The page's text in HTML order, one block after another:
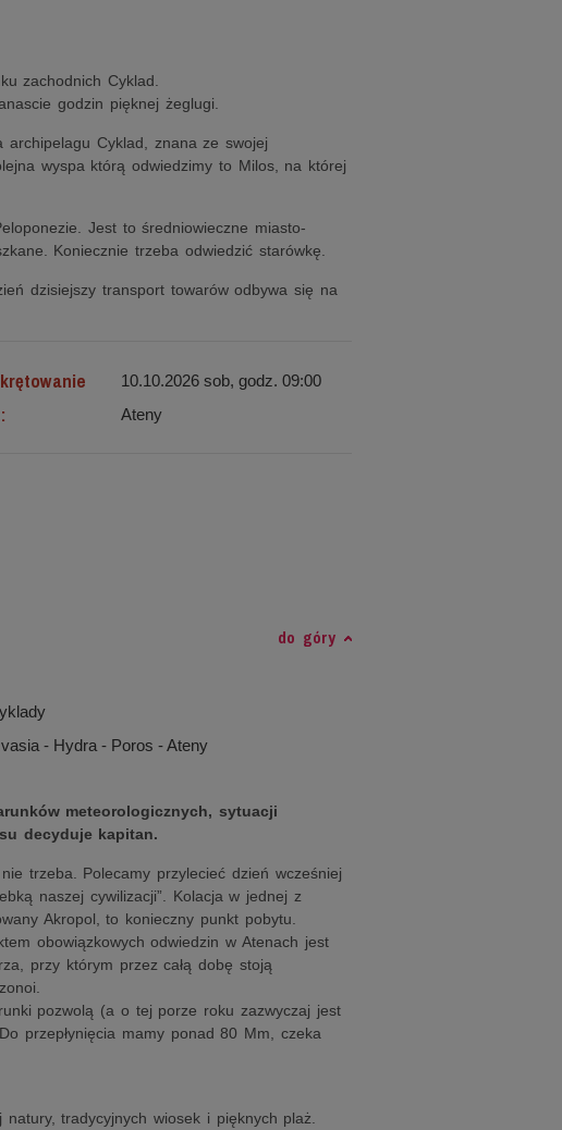
zachodnich Cyklad.
godzin pięknej żeglugi.
archipelagu Cyklad, znana ze swojej
wyspa którą odwiedzimy to Milos, na której
Jest to średniowieczne miasto-
Koniecznie trzeba odwiedzić starówkę.
dzisiejszy transport towarów odbywa się na
10.10.2026 sob, godz. 09:00
Ateny
do góry
- Hydra - Poros - Ateny
meteorologicznych, sytuacji
decyduje kapitan.
trzeba. Polecamy przylecieć dzień wcześniej
naszej cywilizacji”. Kolacja w jednej z
Akropol, to konieczny punkt pobytu.
obowiązkowych odwiedzin w Atenach jest
przy którym przez całą dobę stoją
pozwolą (a o tej porze roku zazwyczaj jest
przepłynięcia mamy ponad 80 Mm, czeka
tradycyjnych wiosek i pięknych plaż.